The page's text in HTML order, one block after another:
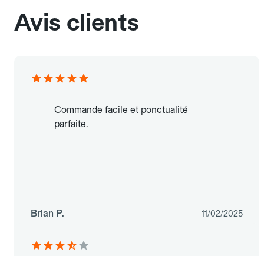
Avis clients
Commande facile et ponctualité
parfaite.
Brian P. 11/02/2025